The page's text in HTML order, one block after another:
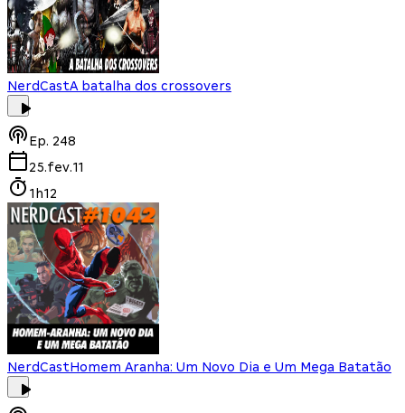
NerdCastA batalha dos crossovers
Ep. 248
25.fev.11
1h12
NerdCastHomem Aranha: Um Novo Dia e Um Mega Batatão